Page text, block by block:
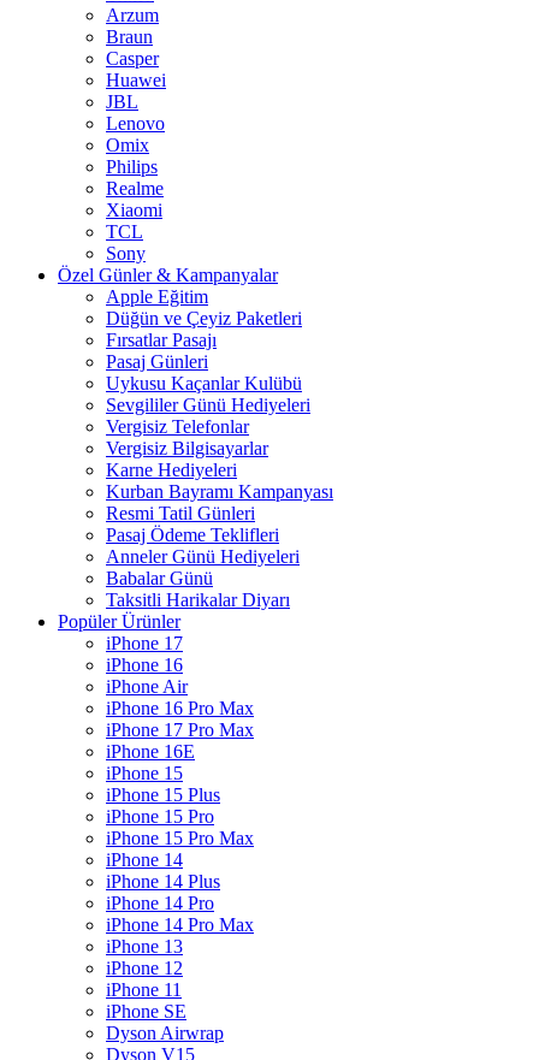
Arzum
Braun
Casper
Huawei
JBL
Lenovo
Omix
Philips
Realme
Xiaomi
TCL
Sony
Özel Günler & Kampanyalar
Apple Eğitim
Düğün ve Çeyiz Paketleri
Fırsatlar Pasajı
Pasaj Günleri
Uykusu Kaçanlar Kulübü
Sevgililer Günü Hediyeleri
Vergisiz Telefonlar
Vergisiz Bilgisayarlar
Karne Hediyeleri
Kurban Bayramı Kampanyası
Resmi Tatil Günleri
Pasaj Ödeme Teklifleri
Anneler Günü Hediyeleri
Babalar Günü
Taksitli Harikalar Diyarı
Popüler Ürünler
iPhone 17
iPhone 16
iPhone Air
iPhone 16 Pro Max
iPhone 17 Pro Max
iPhone 16E
iPhone 15
iPhone 15 Plus
iPhone 15 Pro
iPhone 15 Pro Max
iPhone 14
iPhone 14 Plus
iPhone 14 Pro
iPhone 14 Pro Max
iPhone 13
iPhone 12
iPhone 11
iPhone SE
Dyson Airwrap
Dyson V15